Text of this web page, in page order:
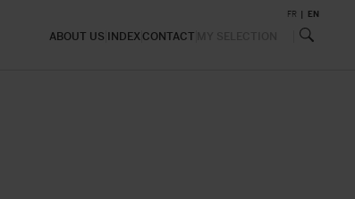
ABOUT US INDEXCONTACT
FR EN